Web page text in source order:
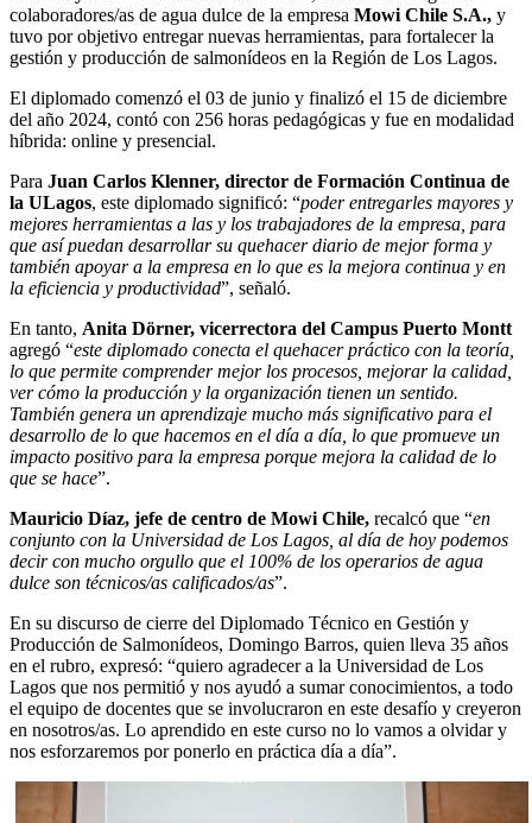
colaboradores/as de agua dulce de la empresa Mowi Chile S.A., y
tuvo por objetivo entregar nuevas herramientas, para fortalecer la
gestión y producción de salmonídeos en la Región de Los Lagos.
El diplomado comenzó el 03 de junio y finalizó el 15 de diciembre
del año 2024, contó con 256 horas pedagógicas y fue en modalidad
híbrida: online y presencial.
Para Juan Carlos Klenner, director de Formación Continua de
la ULagos, este diplomado significó: “poder entregarles mayores y
mejores herramientas a las y los trabajadores de la empresa, para
que así puedan desarrollar su quehacer diario de mejor forma y
también apoyar a la empresa en lo que es la mejora continua y en
la eficiencia y productividad”, señaló.
En tanto, Anita Dörner, vicerrectora del Campus Puerto Montt
agregó “este diplomado conecta el quehacer práctico con la teoría,
lo que permite comprender mejor los procesos, mejorar la calidad,
ver cómo la producción y la organización tienen un sentido.
También genera un aprendizaje mucho más significativo para el
desarrollo de lo que hacemos en el día a día, lo que promueve un
impacto positivo para la empresa porque mejora la calidad de lo
que se hace”.
Mauricio Díaz, jefe de centro de Mowi Chile, recalcó que “en
conjunto con la Universidad de Los Lagos, al día de hoy podemos
decir con mucho orgullo que el 100% de los operarios de agua
dulce son técnicos/as calificados/as”.
En su discurso de cierre del Diplomado Técnico en Gestión y
Producción de Salmonídeos, Domingo Barros, quien lleva 35 años
en el rubro, expresó: “quiero agradecer a la Universidad de Los
Lagos que nos permitió y nos ayudó a sumar conocimientos, a todo
el equipo de docentes que se involucraron en este desafío y creyeron
en nosotros/as. Lo aprendido en este curso no lo vamos a olvidar y
nos esforzaremos por ponerlo en práctica día a día”.